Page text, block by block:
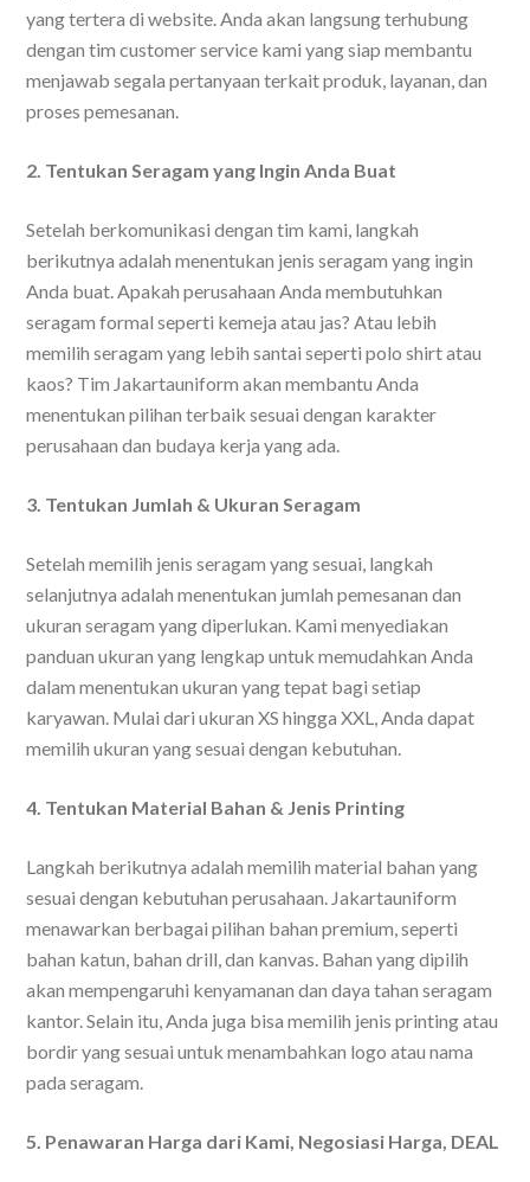
yang tertera di website. Anda akan langsung terhubung
dengan tim customer service kami yang siap membantu
menjawab segala pertanyaan terkait produk, layanan, dan
proses pemesanan.
2. Tentukan Seragam yang Ingin Anda Buat
Setelah berkomunikasi dengan tim kami, langkah
berikutnya adalah menentukan jenis seragam yang ingin
Anda buat. Apakah perusahaan Anda membutuhkan
seragam formal seperti kemeja atau jas? Atau lebih
memilih seragam yang lebih santai seperti polo shirt atau
kaos? Tim Jakartauniform akan membantu Anda
menentukan pilihan terbaik sesuai dengan karakter
perusahaan dan budaya kerja yang ada.
3. Tentukan Jumlah & Ukuran Seragam
Setelah memilih jenis seragam yang sesuai, langkah
selanjutnya adalah menentukan jumlah pemesanan dan
ukuran seragam yang diperlukan. Kami menyediakan
panduan ukuran yang lengkap untuk memudahkan Anda
dalam menentukan ukuran yang tepat bagi setiap
karyawan. Mulai dari ukuran XS hingga XXL, Anda dapat
memilih ukuran yang sesuai dengan kebutuhan.
4. Tentukan Material Bahan & Jenis Printing
Langkah berikutnya adalah memilih material bahan yang
sesuai dengan kebutuhan perusahaan. Jakartauniform
menawarkan berbagai pilihan bahan premium, seperti
bahan katun, bahan drill, dan kanvas. Bahan yang dipilih
akan mempengaruhi kenyamanan dan daya tahan seragam
kantor. Selain itu, Anda juga bisa memilih jenis printing atau
bordir yang sesuai untuk menambahkan logo atau nama
pada seragam.
5. Penawaran Harga dari Kami, Negosiasi Harga, DEAL